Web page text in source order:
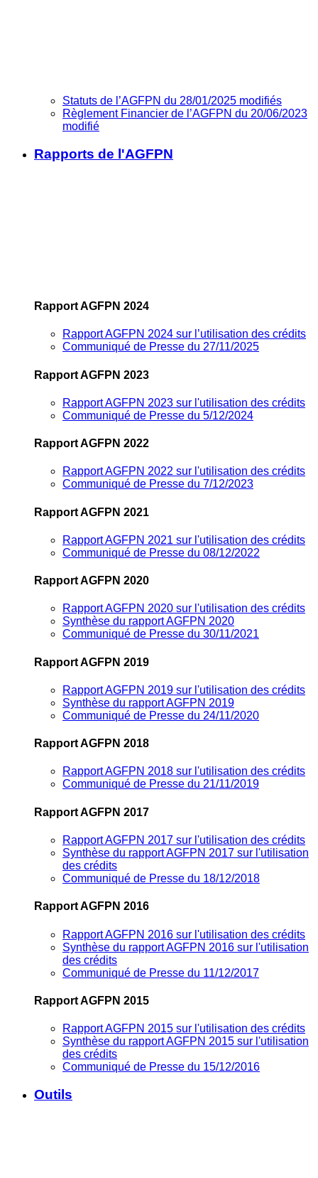
Statuts de l’AGFPN du 28/01/2025 modifiés
Règlement Financier de l’AGFPN du 20/06/2023
modifié
Rapports de l'AGFPN
Rapport AGFPN 2024
Rapport AGFPN 2024 sur l’utilisation des crédits
Communiqué de Presse du 27/11/2025
Rapport AGFPN 2023
Rapport AGFPN 2023 sur l'utilisation des crédits
Communiqué de Presse du 5/12/2024
Rapport AGFPN 2022
Rapport AGFPN 2022 sur l'utilisation des crédits
Communiqué de Presse du 7/12/2023
Rapport AGFPN 2021
Rapport AGFPN 2021 sur l'utilisation des crédits
Communiqué de Presse du 08/12/2022
Rapport AGFPN 2020
Rapport AGFPN 2020 sur l'utilisation des crédits
Synthèse du rapport AGFPN 2020
Communiqué de Presse du 30/11/2021
Rapport AGFPN 2019
Rapport AGFPN 2019 sur l'utilisation des crédits
Synthèse du rapport AGFPN 2019
Communiqué de Presse du 24/11/2020
Rapport AGFPN 2018
Rapport AGFPN 2018 sur l'utilisation des crédits
Communiqué de Presse du 21/11/2019
Rapport AGFPN 2017
Rapport AGFPN 2017 sur l'utilisation des crédits
Synthèse du rapport AGFPN 2017 sur l'utilisation
des crédits
Communiqué de Presse du 18/12/2018
Rapport AGFPN 2016
Rapport AGFPN 2016 sur l'utilisation des crédits
Synthèse du rapport AGFPN 2016 sur l'utilisation
des crédits
Communiqué de Presse du 11/12/2017
Rapport AGFPN 2015
Rapport AGFPN 2015 sur l'utilisation des crédits
Synthèse du rapport AGFPN 2015 sur l'utilisation
des crédits
Communiqué de Presse du 15/12/2016
Outils